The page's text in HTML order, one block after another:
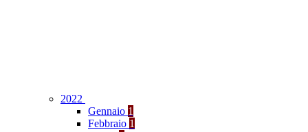
2022
Gennaio 1
Febbraio 1